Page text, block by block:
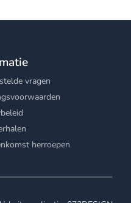
vragen
herroepen